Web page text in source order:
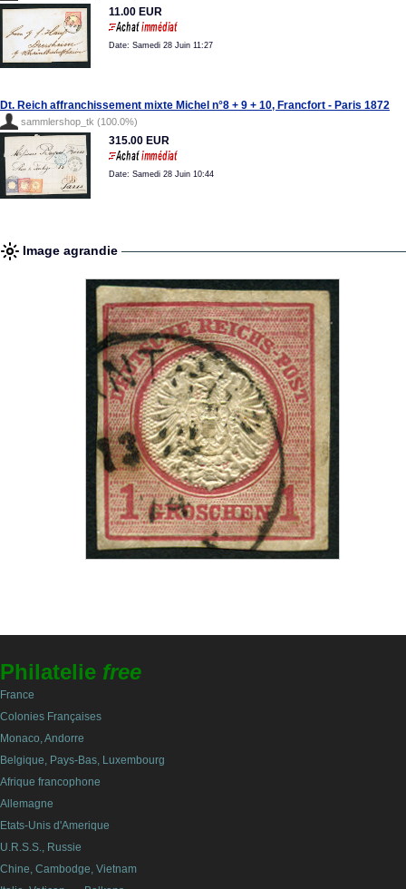
11.00 EUR
Date: Samedi 28 Juin 11:27
Dt. Reich affranchissement mixte Michel n°8 + 9 + 10, Francfort - Paris 1872
sammlershop_tk (100.0%)
315.00 EUR
Date: Samedi 28 Juin 10:44
Image agrandie
Philatelie free
France
Colonies Françaises
Monaco, Andorre
Belgique, Pays-Bas, Luxembourg
Afrique francophone
Allemagne
Etats-Unis d'Amerique
U.R.S.S., Russie
Chine, Cambodge, Vietnam